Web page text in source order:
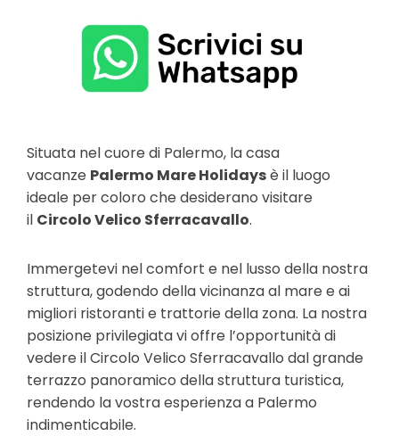
Situata nel cuore di Palermo, la casa
vacanze Palermo Mare Holidaysè il luogo
ideale per coloro che desiderano visitare
il Circolo Velico Sferracavallo.
Immergetevi nel comfort e nel lusso della nostra
struttura, godendo della vicinanza al mare e ai
migliori ristoranti e trattorie della zona. La nostra
posizione privilegiata vi offre l’opportunità di
vedere il Circolo Velico Sferracavallo dal grande
terrazzo panoramico della struttura turistica,
rendendo la vostra esperienza a Palermo
indimenticabile.